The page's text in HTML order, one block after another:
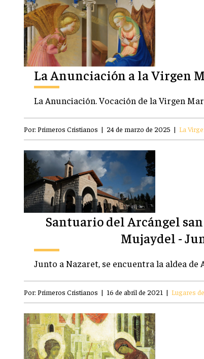
La Anunciación a la Virgen
La Anunciación. Vocación de la Virgen
Por: Primeros Cristianos | 24 de marzo de 2025 | La
Santuario del Arcángel
Mujaydel -
Junto a Nazaret, se encuentra la aldea
Por: Primeros Cristianos | 16 de abril de 2021 | Lugares